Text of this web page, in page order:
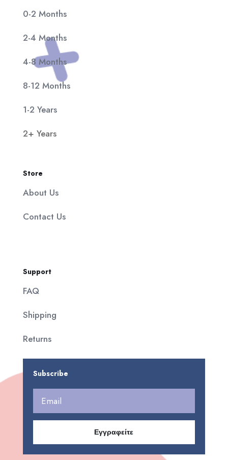
0-2 Months
2-4 Months
4-8 Months
8-12 Months
1-2 Years
2+ Years
Store
About Us
Contact Us
Support
FAQ
Shipping
Returns
Subscribe
Εγγραφείτε